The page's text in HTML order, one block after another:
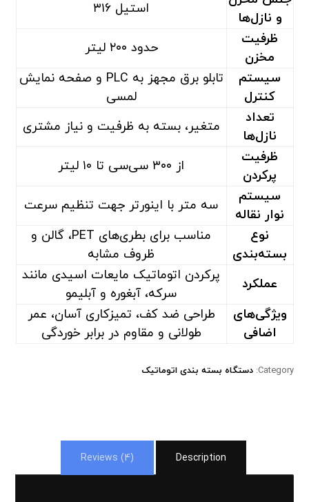
و نازل‌ها
استیل ۳۱۶
ظرفیت
مخزن
حدود ۲۰۰ لیتر
سیستم
کنترل
تابلو برق مجهز به PLC و صفحه نمایش
لمسی
تعداد
نازل‌ها
متغیر، بسته به ظرفیت و نیاز مشتری
ظرفیت
پرکردن
از ۳۰۰ سی‌سی تا ۱۰ لیتر
سیستم
نوار نقاله
سه متر با اینورتر جهت تنظیم سرعت
نوع
بسته‌بندی
مناسب برای بطری‌های PET، گالن و
ظروف مشابه
عملکرد
پرکردن اتوماتیک مایعات اسیدی مانند
سرکه، آبغوره و آبلیمو
ویژگی‌های
اضافی
طراحی ضد کف، تمیزکاری آسان، عمر
طولانی و مقاوم در برابر خوردگی
Category: دستگاه بسته بندی اتوماتیک
Description
Reviews (4)